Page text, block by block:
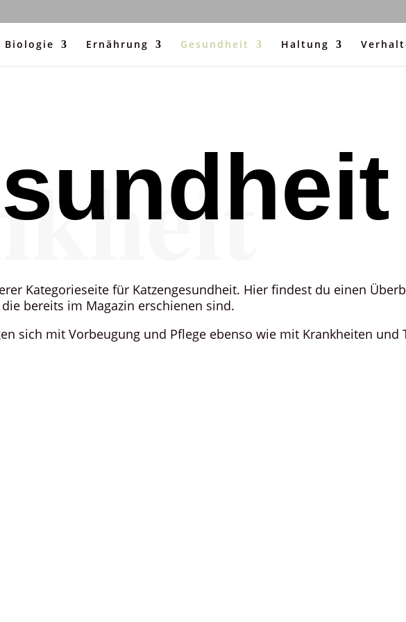
Biologie Ernährung Gesundheit Haltung
Kategorieseite für Katzengesundheit. Hier findest du einen
bereits im Magazin erschienen sind.
sich mit Vorbeugung und Pflege ebenso wie mit Krankheiten und